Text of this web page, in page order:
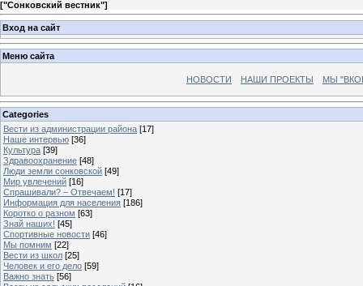
["Сонковский вестник"]
Вход на сайт
Меню сайта
НОВОСТИ НАШИ ПРОЕКТЫ МЫ
Categories
Вести из администрации района [17]
Наше интервью [36]
Культура [39]
Здравоохранение [48]
Люди земли сонковской [49]
Мир увлечений [16]
Спрашивали? – Отвечаем! [17]
Информация для населения [186]
Коротко о разном [63]
Знай наших! [45]
Спортивные новости [46]
Мы помним [22]
Вести из школ [25]
Человек и его дело [59]
Важно знать [56]